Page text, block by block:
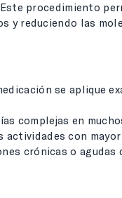
procedimiento
y reduciendo las
se aplique
complejas en
actividades con
crónicas o agudas